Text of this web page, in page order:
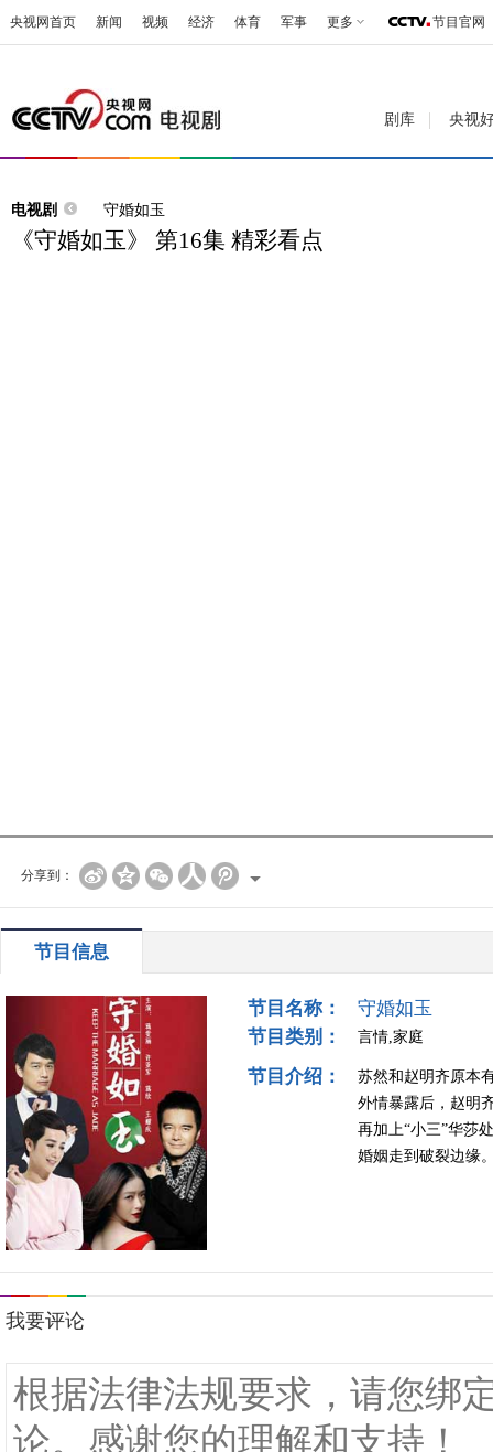
央视网首页 新闻 视频 经济 体育 军事 更多 节目官网
剧库 央视
电视剧 守婚如玉
《守婚如玉》 第16集 精彩看点
分享到：
节目信息
节目名称：
守婚如玉
节目类别：
言情,家庭
节目介绍：
苏然和赵明齐原本
外情暴露后，赵明
再加上“小三”华莎
婚姻走到破裂边缘